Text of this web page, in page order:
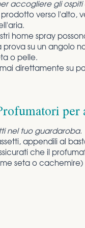
accogliere gli ospiti
prodotto verso
home spray
prova su un angolo
o pelle.
direttamente su
per
nel tuo guardaroba.
appendili al
che il
seta o